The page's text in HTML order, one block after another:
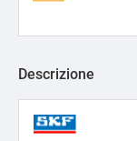
Descrizione